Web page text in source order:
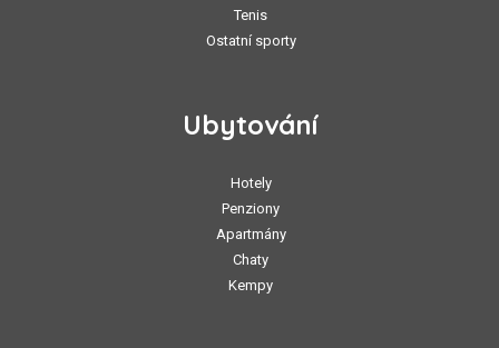
Tenis
Ostatní sporty
Ubytování
Hotely
Penziony
Apartmány
Chaty
Kempy